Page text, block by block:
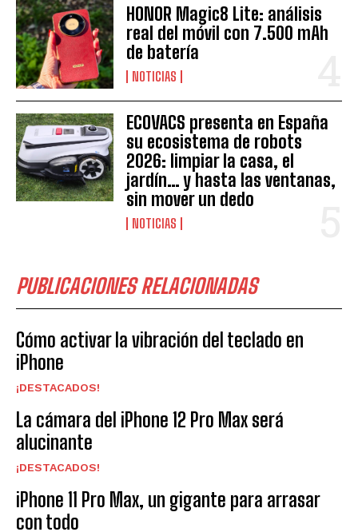
HONOR Magic8 Lite: análisis
real del móvil con 7.500 mAh
de batería
NOTICIAS
ECOVACS presenta en España
su ecosistema de robots
2026: limpiar la casa, el
jardín… y hasta las ventanas,
sin mover un dedo
NOTICIAS
PUBLICACIONES RELACIONADAS
Cómo activar la vibración del teclado en
iPhone
¡DESTACADOS!
La cámara del iPhone 12 Pro Max será
alucinante
¡DESTACADOS!
iPhone 11 Pro Max, un gigante para arrasar
con todo